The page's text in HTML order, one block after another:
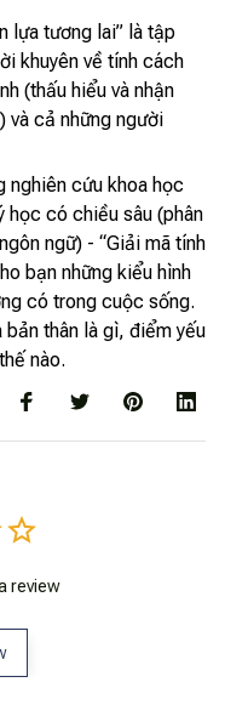
lựa tương lai” là tập
khuyên về tính cách
(thấu hiểu và nhận
và cả những người
nghiên cứu khoa học
học có chiều sâu (phân
ngữ) - “Giải mã tính
bạn những kiểu hình
có trong cuộc sống.
thân là gì, điểm yếu
nào.
review